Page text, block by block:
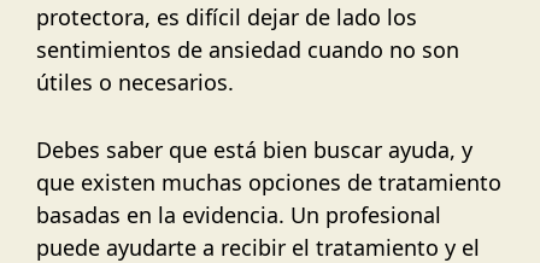
protectora, es difícil dejar de lado los
sentimientos de ansiedad cuando no son
útiles o necesarios.
Debes saber que está bien buscar ayuda, y
que existen muchas opciones de tratamiento
basadas en la evidencia. Un profesional
puede ayudarte a recibir el tratamiento y el